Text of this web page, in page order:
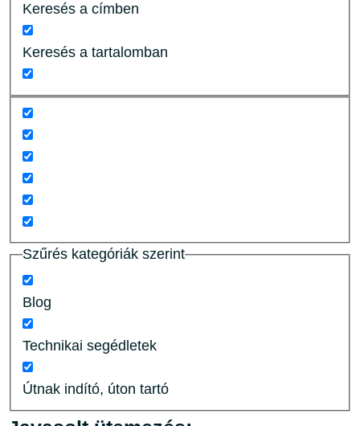
Keresés a címben
Keresés a tartalomban
Szűrés kategóriák szerint
Blog
Technikai segédletek
Útnak indító, úton tartó